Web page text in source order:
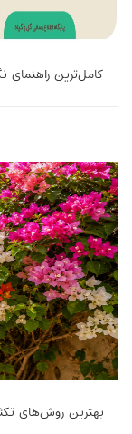
دنبال یه گیاه
کامل‌ترین راهنمای
بهترین روش‌های